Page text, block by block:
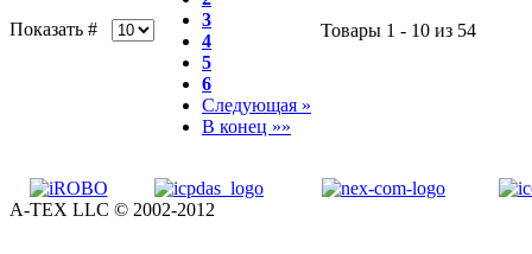
Показать #
3
4
5
6
Следующая »
В конец »»
Товары 1 - 10 из 54
A-TEX LLC © 2002-2012